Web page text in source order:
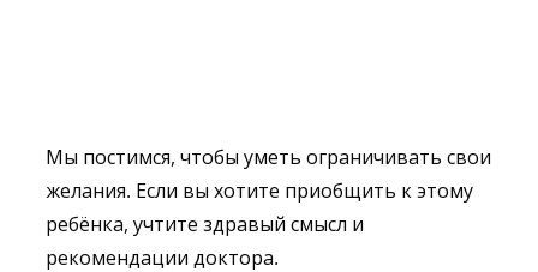
Мы постимся, чтобы уметь ограничивать свои
желания. Если вы хотите приобщить к этому
ребёнка, учтите здравый смысл и
рекомендации доктора.